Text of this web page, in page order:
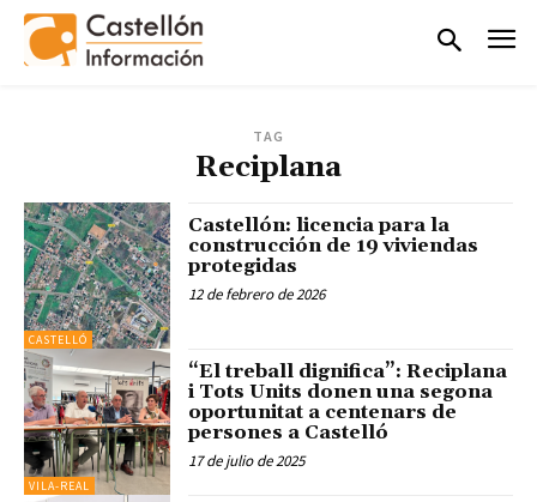
TAG
Reciplana
CASTELLÓ
Castellón: licencia para la
construcción de 19 viviendas
protegidas
12 de febrero de 2026
VILA-REAL
“El treball dignifica”: Reciplana
i Tots Units donen una segona
oportunitat a centenars de
persones a Castelló
17 de julio de 2025